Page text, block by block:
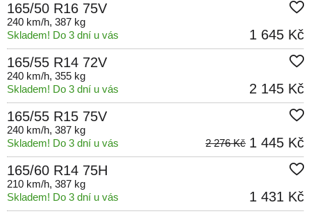
165/50 R16 75V
240 km/h, 387 kg
Skladem! Do 3 dní u vás
1 645 Kč
165/55 R14 72V
240 km/h, 355 kg
Skladem! Do 3 dní u vás
2 145 Kč
165/55 R15 75V
240 km/h, 387 kg
Skladem! Do 3 dní u vás
1 445 Kč
2 276 Kč
165/60 R14 75H
210 km/h, 387 kg
Skladem! Do 3 dní u vás
1 431 Kč